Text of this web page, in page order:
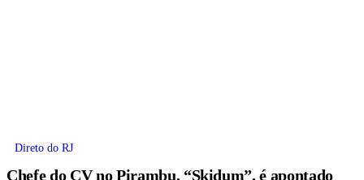
Direto do RJ
Chefe do CV no Pirambu, “Skidum”, é apontado